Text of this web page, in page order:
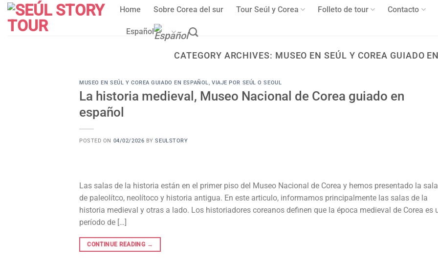
Skip
content
Home Sobre Corea del sur Tour Seúl y Corea Folleto de tour Contacto
Español
CATEGORY ARCHIVES: MUSEO EN SEÚL Y COREA GUIADO
MUSEO EN SEÚL Y COREA GUIADO EN ESPAÑOL, VIAJE POR SEÚL O SEOUL
La historia medieval, Museo Nacional de Corea guiado en
español
POSTED ON 04/02/2026 BYSEULSTORY
Las salas de la historia están en el primer piso del Museo Nacional de Corea y hemos presentado la sala
de paleolítco, neolítoco y historia antigua. En este articulo, informamos principalmente las salas de la
historia medieval y otras a lado. Los historiadores coreanos definen que la época medieval de Corea es
período de […]
CONTINUE READING →